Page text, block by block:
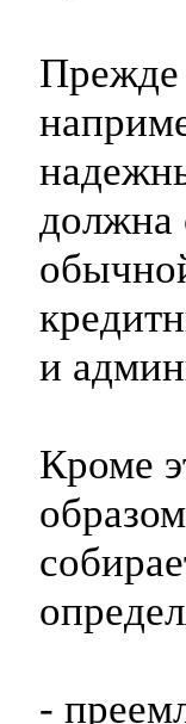
Прежде
должна
и
Кроме
-